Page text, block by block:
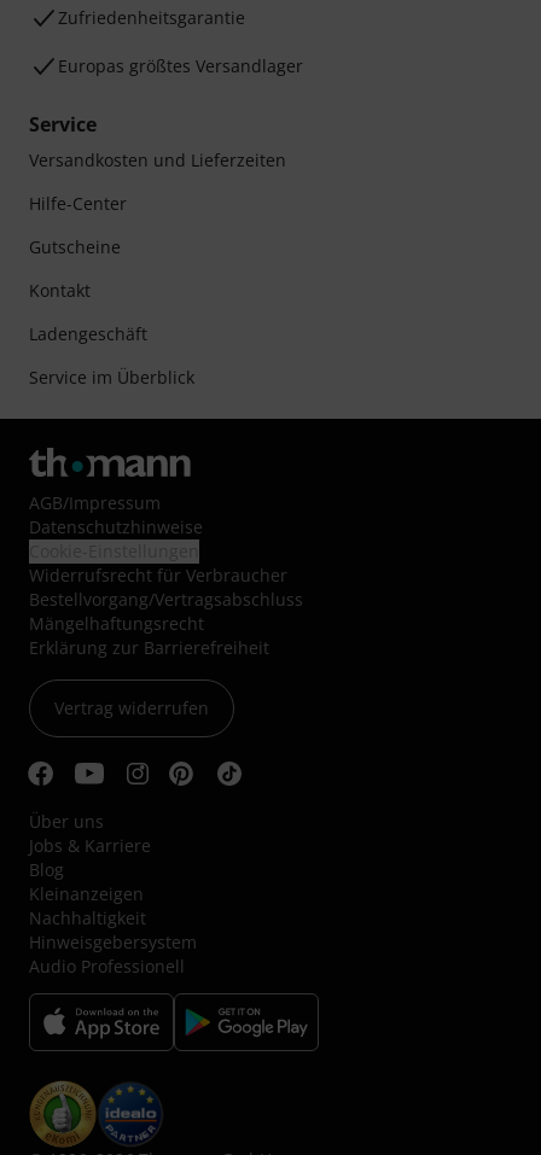
Zufriedenheitsgarantie
Europas größtes Versandlager
Service
Versandkosten und Lieferzeiten
Hilfe-Center
Gutscheine
Kontakt
Ladengeschäft
Service im Überblick
AGB/Impressum
Datenschutzhinweise
Widerrufsrecht für Verbraucher
Bestellvorgang/Vertragsabschluss
Mängelhaftungsrecht
Erklärung zur Barrierefreiheit
Vertrag widerrufen
Über uns
Jobs & Karriere
Blog
Kleinanzeigen
Nachhaltigkeit
Hinweisgebersystem
Audio Professionell